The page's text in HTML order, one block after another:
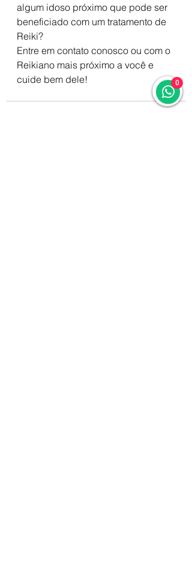
algum idoso próximo que pode ser
beneficiado com um tratamento de
Reiki?
Entre em contato conosco ou com o
Reikiano mais próximo a você e
cuide bem dele!
0